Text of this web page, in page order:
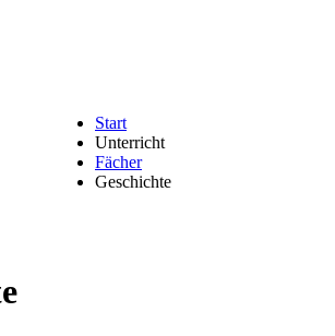
Start
Unterricht
Fächer
Geschichte